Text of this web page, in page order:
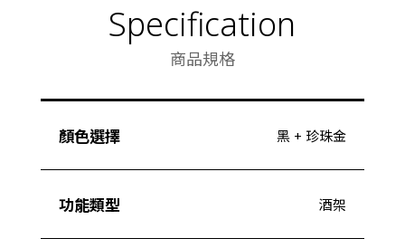
Specification
商品規格
顏色選擇 黑 + 珍珠金
功能類型 酒架